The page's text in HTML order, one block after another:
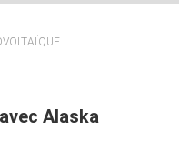
Alaska